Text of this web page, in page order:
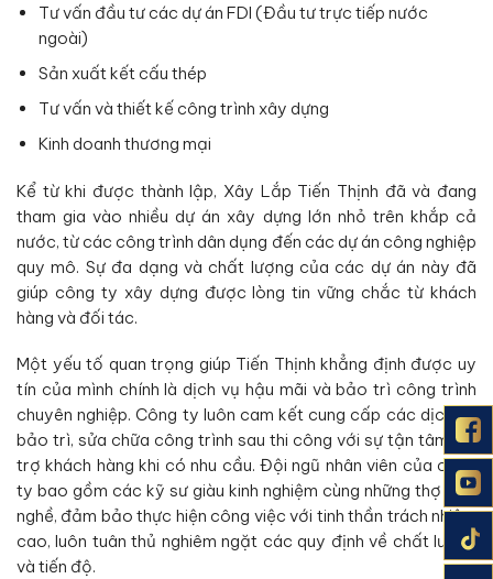
Tư vấn đầu tư các dự án FDI (Đầu tư trực tiếp nước
ngoài)
Sản xuất kết cấu thép
Tư vấn và thiết kế công trình xây dựng
Kinh doanh thương mại
Kể từ khi được thành lập, Xây Lắp Tiến Thịnh đã và đang
tham gia vào nhiều dự án xây dựng lớn nhỏ trên khắp cả
nước, từ các công trình dân dụng đến các dự án công nghiệp
quy mô. Sự đa dạng và chất lượng của các dự án này đã
giúp công ty xây dựng được lòng tin vững chắc từ khách
hàng và đối tác.
Một yếu tố quan trọng giúp Tiến Thịnh khẳng định được uy
tín của mình chính là dịch vụ hậu mãi và bảo trì công trình
chuyên nghiệp. Công ty luôn cam kết cung cấp các dịch vụ
bảo trì, sửa chữa công trình sau thi công với sự tận tâm, hỗ
trợ khách hàng khi có nhu cầu. Đội ngũ nhân viên của công
ty bao gồm các kỹ sư giàu kinh nghiệm cùng những thợ lành
nghề, đảm bảo thực hiện công việc với tinh thần trách nhiệm
cao, luôn tuân thủ nghiêm ngặt các quy định về chất lượng
và tiến độ.